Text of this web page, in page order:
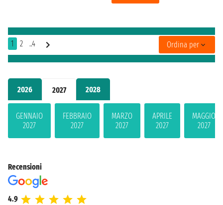
2026 2027 2028
GENNAIO
2027
FEBBRAIO
2027
MARZO
2027
APRILE
2027
MAGGIO
2027
1 2 ..4 Ordina per
Recensioni
4.9